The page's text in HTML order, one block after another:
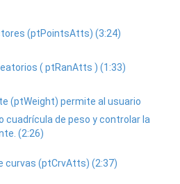
(ptPointsAtts) (3:24)
( ptRanAtts ) (1:33)
(ptWeight) permite al usuario
cuadrícula de peso y controlar la
(2:26)
curvas (ptCrvAtts) (2:37)